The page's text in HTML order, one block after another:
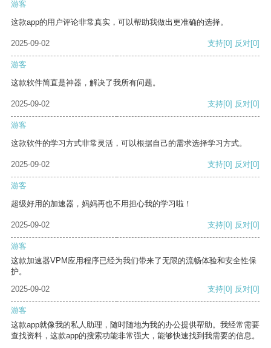
游客
这款app的用户评论非常真实，可以帮助我做出更准确的选择。
2025-09-02 支持[0] 反对[0]
游客
这款软件简直是神器，解决了我所有问题。
2025-09-02 支持[0] 反对[0]
游客
这款软件的学习方式非常灵活，可以根据自己的需求选择学习方式。
2025-09-02 支持[0] 反对[0]
游客
超级好用的加速器，妈妈再也不用担心我的学习啦！
2025-09-02 支持[0] 反对[0]
游客
这款加速器VPM应用程序已经为我们带来了无限的流畅体验和安全性保
护。
2025-09-02
支持[0] 反对[0]
游客
这款app就像我的私人助理，随时随地为我的办公提供帮助。我经常需要
查找资料，这款app的搜索功能非常强大，能够快速找到我需要的信息。